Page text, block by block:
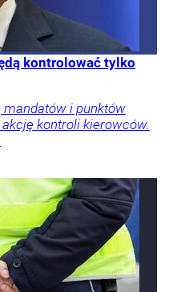
kontrolować tylko
mandatów i punktów
kontroli kierowców.